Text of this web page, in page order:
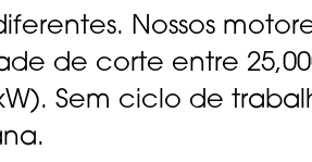
Nossos
de corte entre
Sem ciclo de